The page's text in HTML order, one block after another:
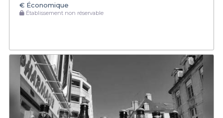
€ Économique
Établissement non réservable